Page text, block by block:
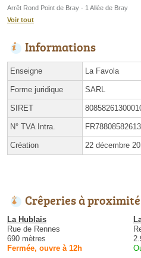
Arrêt Rond Point de Bray - 1 Allée de Bray
Voir tout
Informations
Enseigne La Favola
Forme juridique SARL
SIRET
N° TVA Intra. FR78808582613
Création 22 décembre
Crêperies à proximité
La Hublais
Rue de Rennes
690 mètres
Fermée, ouvre à 12h